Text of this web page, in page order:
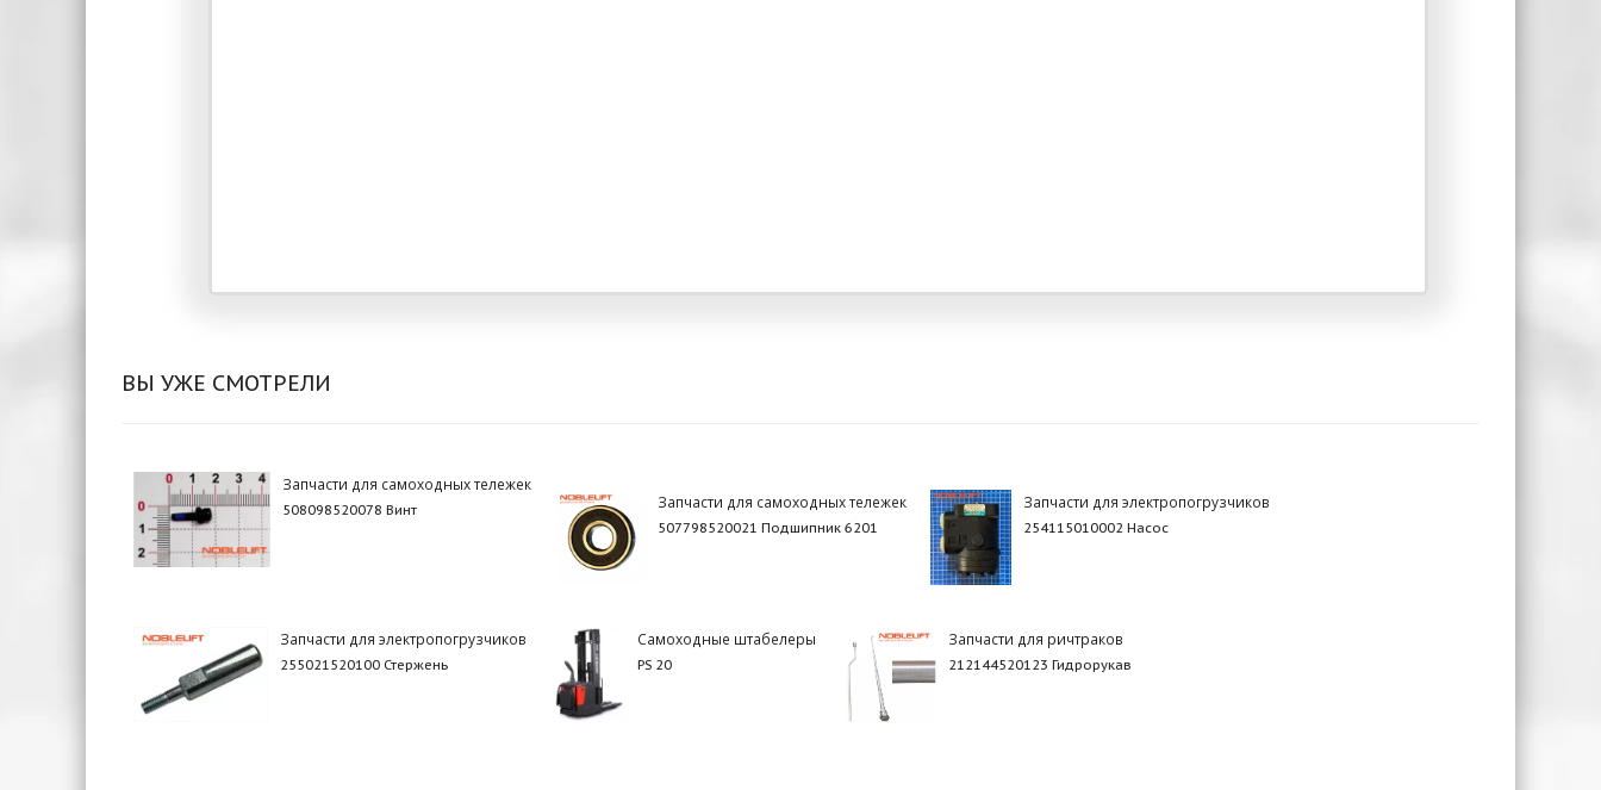
ВЫ УЖЕ СМОТРЕЛИ
Запчасти для самоходных тележек
508098520078 Винт Запчасти для самоходных тележек
507798520021 Подшипник 6201
Запчасти для электропогрузчиков
254115010002 Насос
Запчасти для электропогрузчиков
255021520100 Стержень
Самоходные штабелеры
PS 20
Запчасти для ричтраков
212144520123 Гидрорукав